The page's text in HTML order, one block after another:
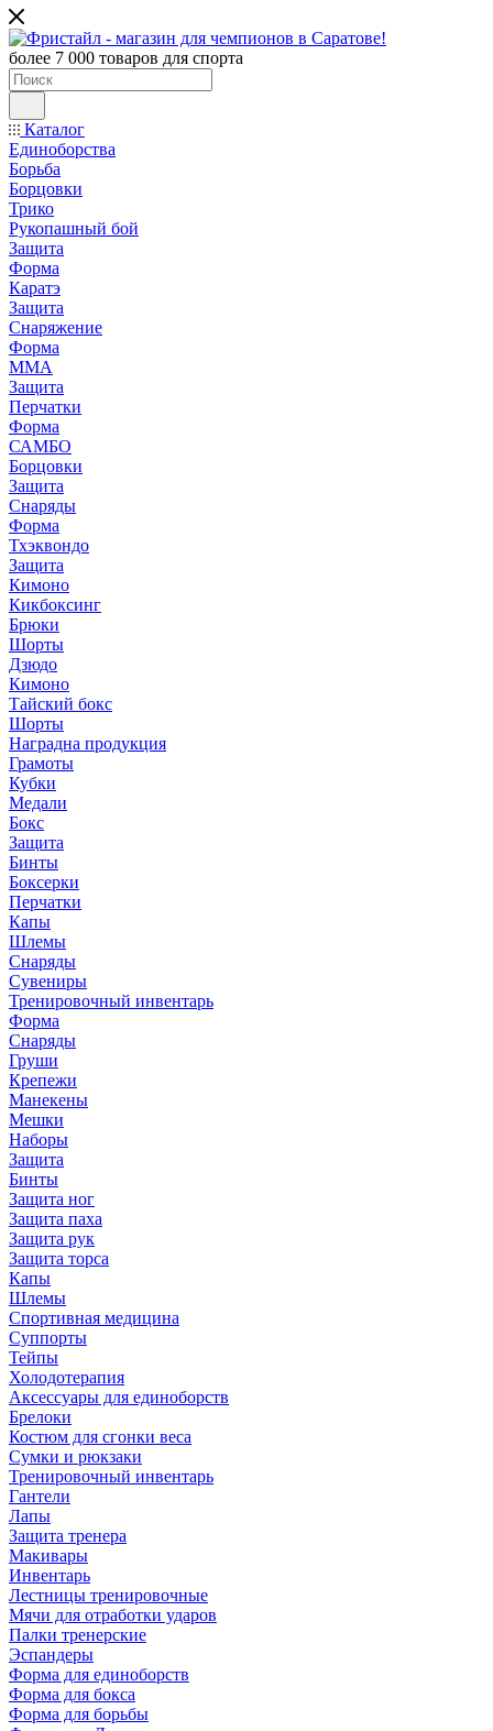
более 7 000 товаров для спорта
Каталог
Единоборства
Борьба
Борцовки
Трико
Рукопашный бой
Защита
Форма
Каратэ
Защита
Снаряжение
Форма
ММА
Защита
Перчатки
Форма
САМБО
Борцовки
Защита
Снаряды
Форма
Тхэквондо
Защита
Кимоно
Кикбоксинг
Брюки
Шорты
Дзюдо
Кимоно
Тайский бокс
Шорты
Наградна продукция
Грамоты
Кубки
Медали
Бокс
Защита
Бинты
Боксерки
Перчатки
Капы
Шлемы
Снаряды
Сувениры
Тренировочный инвентарь
Форма
Снаряды
Груши
Крепежи
Манекены
Мешки
Наборы
Защита
Бинты
Защита ног
Защита паха
Защита рук
Защита торса
Капы
Шлемы
Спортивная медицина
Суппорты
Тейпы
Холодотерапия
Аксессуары для единоборств
Брелоки
Костюм для сгонки веса
Сумки и рюкзаки
Тренировочный инвентарь
Гантели
Лапы
Защита тренера
Макивары
Инвентарь
Лестницы тренировочные
Мячи для отработки ударов
Палки тренерские
Эспандеры
Форма для единоборств
Форма для бокса
Форма для борьбы